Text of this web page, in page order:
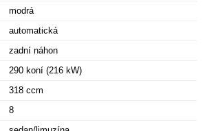
modrá
automatická
zadní náhon
290 koní (216 kW)
318 ccm
8